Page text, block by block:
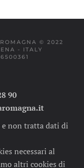
© 2022
- ITALY
90
e non tratta dati di
necessari al
altri cookies di